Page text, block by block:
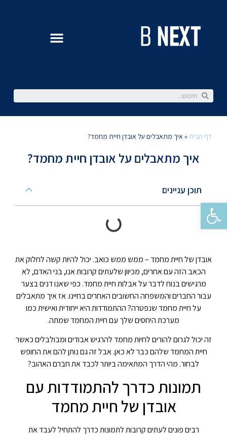
פתח סרגל נגישות
דף הבית » איך מתאבלים על אובדן חיית מחמד?
איך מתאבלים על אובדן חיית מחמד?
תוכן עניינים
אובדן של חיית מחמד – ממש ממש כואב. יכול להיות קשה לחלוק את
הכאב הזה עם אחרים, מכיוון שלעתים קרובות אנו, בני האדם, לא
מרגישים בנוח לדבר על אבלות חיית מחמד. כפי שאנו דנים בצער
עבור החברים והמשפחה החשובים האחרים בחיינו. אז איך מתאבלים
על חיית מחמד שנפטרה? ההתמודדות היא ייחודית ואישית כמו
מערכת היחסים שלך עם חיית המחמד שמתה.
זה יכול לגרום להורים לחיות מחמד להרגיש אבודים ומבולבלים כאשר
חיית המחמד שלהם כבר לא כאן. אבל זה גם נותן להם את החופש
לבחור. מהי הדרך המתאימה ביותר לכבד את חברם האהוב?
תמונות כדרך להתמודדות עם
אובדן של חיית מחמד
רבים פונים לעתים קרובות לתמונות כדרך להתחיל לעבד את